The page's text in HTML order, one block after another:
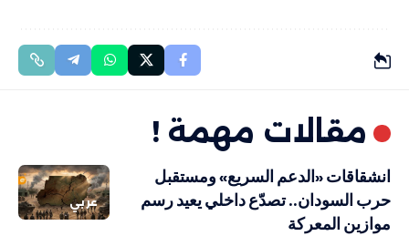
مقالات مهمة !
عربي
انشقاقات «الدعم السريع» ومستقبل
حرب السودان.. تصدّع داخلي يعيد رسم
موازين المعركة